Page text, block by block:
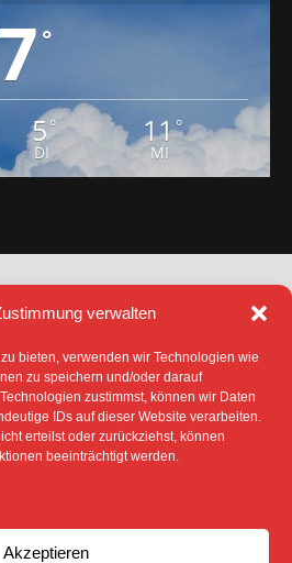
verwalten
bieten, verwenden wir Technologien wie
zu speichern und/oder darauf
zustimmst, können wir Daten
IDs auf dieser Website verarbeiten.
erteilst oder zurückziehst, können
beeinträchtigt werden.
Akzeptieren
°
5°
DI
11°
MI
IMPRESSUM
RICHTLINIE (EU)
BILDER UND ANDERE
GEKENNZEICHNET- DEM
ONLINE ODER WERDEN